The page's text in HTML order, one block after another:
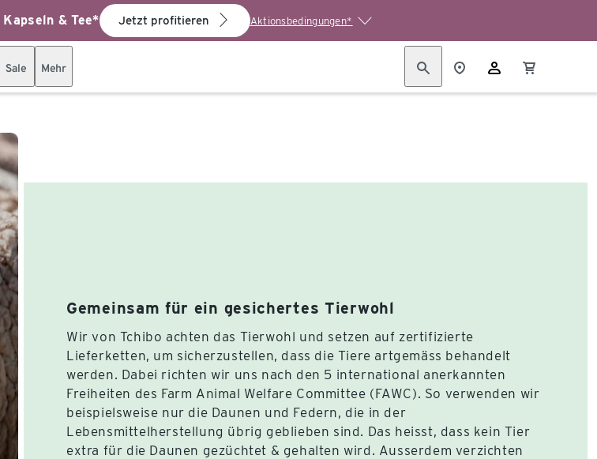
& Tee* Jetzt profitieren Aktionsbedingungen*
Sale Mehr
Gemeinsam für ein gesichertes Tierwohl
Wir von Tchibo achten das Tierwohl und setzen auf zertifizierte
Lieferketten, um sicherzustellen, dass die Tiere artgemäss behandelt
werden. Dabei richten wir uns nach den 5 international anerkannten
Freiheiten des Farm Animal Welfare Committee (FAWC). So verwenden wir
beispielsweise nur die Daunen und Federn, die in der
Lebensmittelherstellung übrig geblieben sind. Das heisst, dass kein Tier
extra für die Daunen gezüchtet & gehalten wird. Ausserdem verzichten